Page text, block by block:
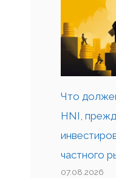
Что
HNI,
частного
07.08.2026